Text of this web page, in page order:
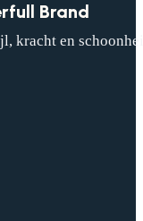
Brand
en